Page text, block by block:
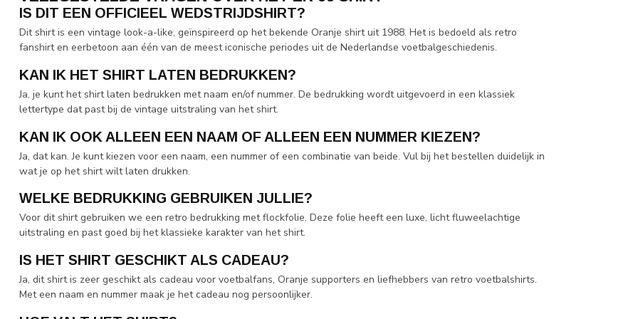
IS DIT EEN OFFICIEEL WEDSTRIJDSHIRT?
Dit shirt is een vintage look-a-like, geïnspireerd op het bekende Oranje shirt uit 1988. Het is bedoeld als retro
fanshirt en eerbetoon aan één van de meest iconische periodes uit de Nederlandse voetbalgeschiedenis.
KAN IK HET SHIRT LATEN BEDRUKKEN?
Ja, je kunt het shirt laten bedrukken met naam en/of nummer. De bedrukking wordt uitgevoerd in een klassiek
lettertype dat past bij de vintage uitstraling van het shirt.
KAN IK OOK ALLEEN EEN NAAM OF ALLEEN EEN NUMMER KIEZEN?
Ja, dat kan. Je kunt kiezen voor een naam, een nummer of een combinatie van beide. Vul bij het bestellen duidelijk in
wat je op het shirt wilt laten drukken.
WELKE BEDRUKKING GEBRUIKEN JULLIE?
Voor dit shirt gebruiken we een retro bedrukking met flockfolie. Deze folie heeft een luxe, licht fluweelachtige
uitstraling en past goed bij het klassieke karakter van het shirt.
IS HET SHIRT GESCHIKT ALS CADEAU?
Ja, dit shirt is zeer geschikt als cadeau voor voetbalfans, Oranje supporters en liefhebbers van retro voetbalshirts.
Met een naam en nummer maak je het cadeau nog persoonlijker.